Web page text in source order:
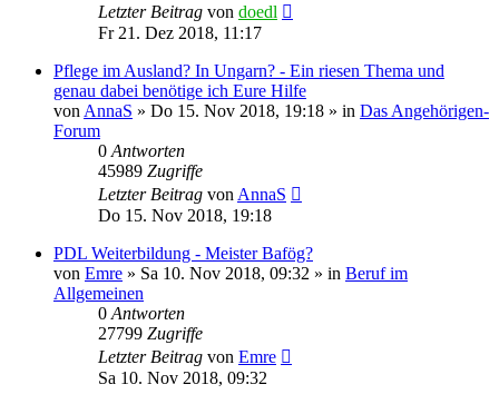
Letzter Beitrag von doedl
Fr 21. Dez 2018, 11:17
Pflege im Ausland? In Ungarn? - Ein riesen Thema und
genau dabei benötige ich Eure Hilfe
von AnnaS » Do 15. Nov 2018, 19:18 » in Das Angehörigen-
Forum
0 Antworten
45989 Zugriffe
Letzter Beitrag von AnnaS
Do 15. Nov 2018, 19:18
PDL Weiterbildung - Meister Bafög?
von Emre » Sa 10. Nov 2018, 09:32 » in Beruf im
Allgemeinen
0 Antworten
27799 Zugriffe
Letzter Beitrag von Emre
Sa 10. Nov 2018, 09:32